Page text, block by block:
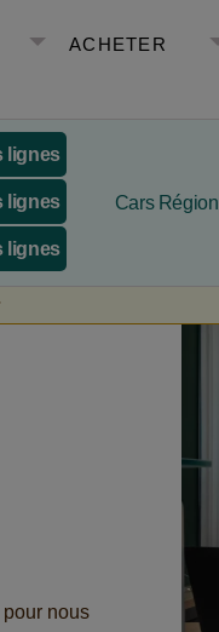
ACHETER
lignes
lignes
lignes
Cars Région
nous